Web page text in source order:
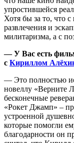
упростившейся
Хотя бы за то, что
развлечения и
милитаризма, а с
— У Вас есть
с Кириллом
— Это полностью
новеллу «Верните
бесконечные
«Рокет Джамп» –
устроенной
которые помогли
благодарности он